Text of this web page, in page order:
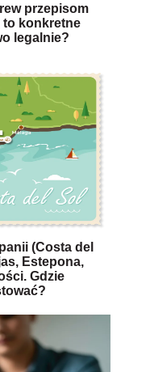
przepisom
to konkretne
legalnie?
(Costa del
Estepona,
Gdzie